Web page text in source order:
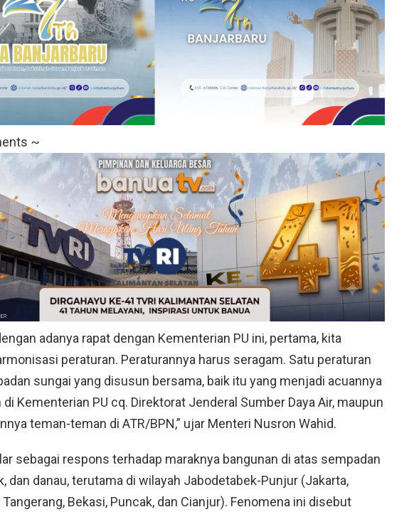
~
adanya rapat dengan Kementerian PU ini, pertama, kita
peraturan. Peraturannya harus seragam. Satu peraturan
sungai yang disusun bersama, baik itu yang menjadi acuannya
Kementerian PU cq. Direktorat Jenderal Sumber Daya Air, maupun
teman-teman di ATR/BPN,” ujar Menteri Nusron Wahid.
sebagai respons terhadap maraknya bangunan di atas sempadan
dan danau, terutama di wilayah Jabodetabek-Punjur (Jakarta,
Tangerang, Bekasi, Puncak, dan Cianjur). Fenomena ini disebut